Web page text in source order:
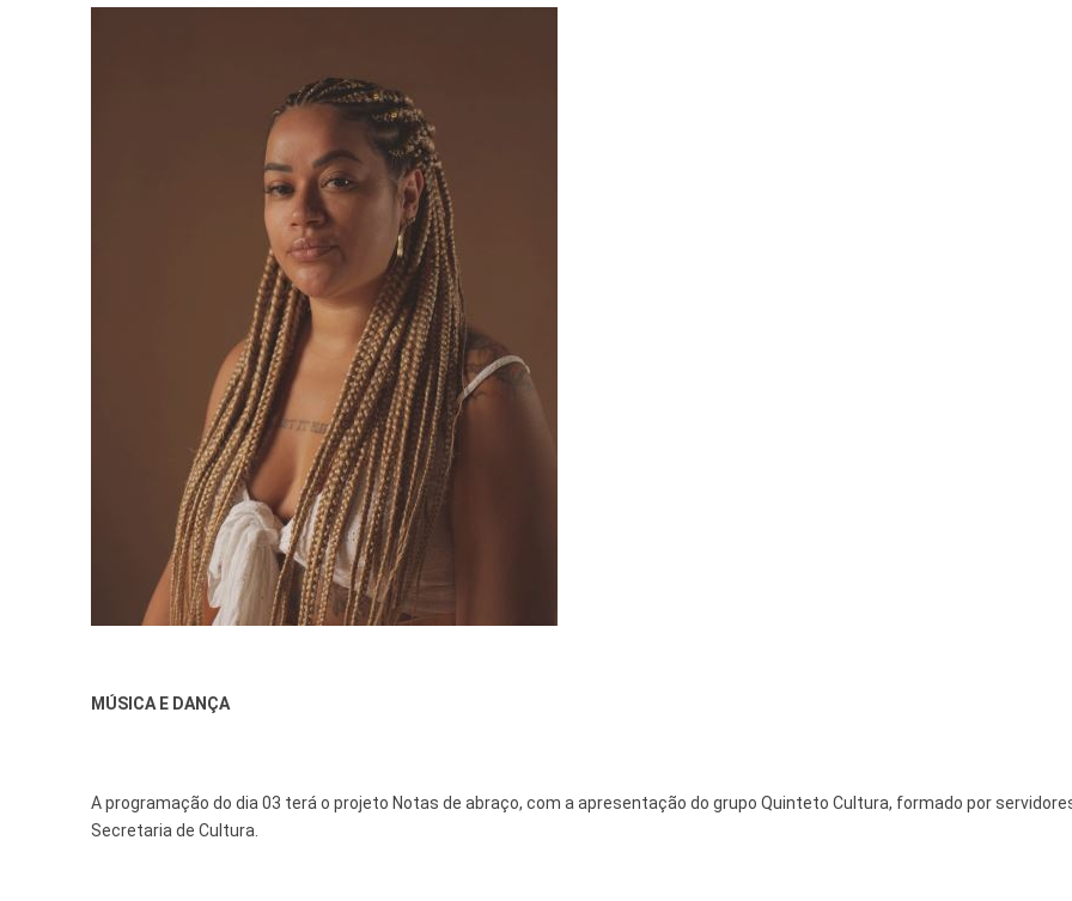
MÚSICA E DANÇA
A programação do dia 03 terá o projeto Notas de abraço, com a apresentação do grupo Quinteto Cultura, formado por
Secretaria de Cultura.